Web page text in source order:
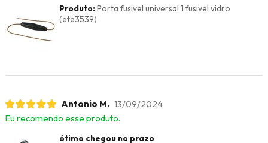
Produto:Porta fusivel universal 1 fusivel vidro
(ete3539)
Antonio M. 13/09/2024
Eu recomendo esse produto.
ótimo chegou no prazo